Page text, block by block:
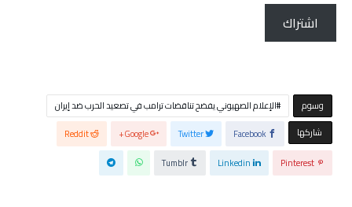
اشتراك
‫‫‫‫وسوم‬
الإعلام الصهيوني يفضح تناقضات ترامب في تصعيد الحرب ضد إيران
‫‫ شاركها‬
Facebook
Twitter
Google+
Reddit
Pinterest
Linkedin
Tumblr